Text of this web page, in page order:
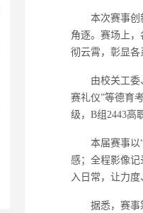
本次赛事创
角逐。赛场上
彻云霄，彰显
由校关工
赛礼仪”等德育
级，B组2443高
本届赛事以
感；全程影像记
入日常，让力
据悉，赛事